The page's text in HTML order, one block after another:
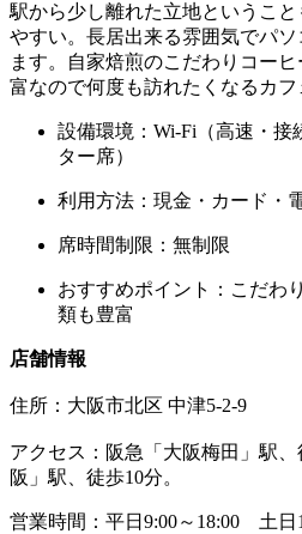
駅から少し離れた立地というこ
やすい。長居出来る雰囲気でパ
ます。自家焙煎のこだわりコー
富なので何度も訪れたくなるカフ
設備環境：Wi-Fi（高速・接
ター席）
利用方法：現金・カード・
席時間制限：無制限
おすすめポイント：こだ
類も豊富
店舗情報
住所： 大阪市北区 中津5-2-9
アクセス：阪急「大阪梅田」
阪」駅、徒歩10分。
営業時間：平日9:00～18:00 土日